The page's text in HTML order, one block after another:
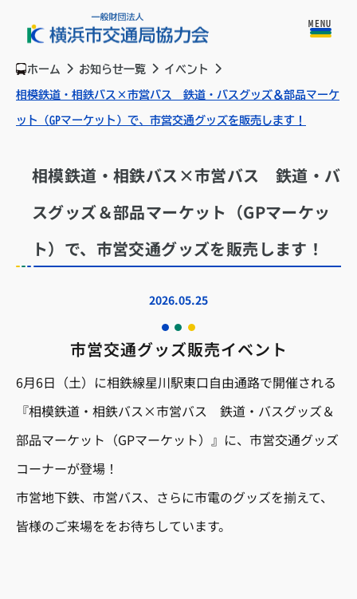
MENU
ホーム お知らせ一覧 イベント
相模鉄道・相鉄バス×市営バス 鉄道・バスグッズ＆部品マーケ
ット（GPマーケット）で、市営交通グッズを販売します！
相模鉄道・相鉄バス×市営バス 鉄道・バ
スグッズ＆部品マーケット（GPマーケッ
ト）で、市営交通グッズを販売します！
2026.05.25
市営交通グッズ販売イベント
6月6日（土）に相鉄線星川駅東口自由通路で開催される
『相模鉄道・相鉄バス×市営バス 鉄道・バスグッズ＆
部品マーケット（GPマーケット）』に、市営交通グッズ
コーナーが登場！
市営地下鉄、市営バス、さらに市電のグッズを揃えて、
皆様のご来場ををお待ちしています。